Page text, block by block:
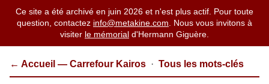
Ce site a été archivé en juin 2026 et n'est plus actif. Pour toute
question, contactez info@metakine.com . Nous vous invitons à
visiter le mémorial d'Hermann Giguère.
← Accueil — Carrefour Kairos · Tous les mots-clés